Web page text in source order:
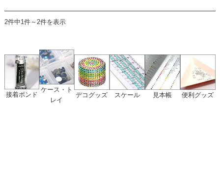
2件中1件～2件を表示
接着ボンド
ケース・ト
レイ
デコグッズ スケール 見本帳 便利グッズ